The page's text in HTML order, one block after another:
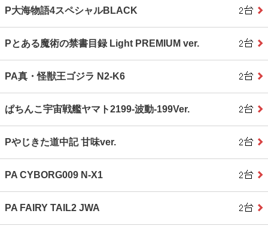
P大海物語4スペシャルBLACK
Pとある魔術の禁書目録 Light PREMIUM ver.
PA真・怪獣王ゴジラ N2‐K6
ぱちんこ宇宙戦艦ヤマト2199‐波動‐199Ver.
Pやじきた道中記 甘味ver.
PA CYBORG009 N‐X1
PA FAIRY TAIL2 JWA